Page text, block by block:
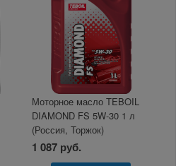
Моторное масло TEBOIL
DIAMOND FS 5W-30 1 л
(Россия, Торжок)
1 087 руб.